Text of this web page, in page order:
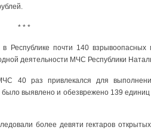
* * *
почти 140
деятельности МЧС Республики
40 раз привлекался для
выявлено и обезврежено 139
более девяти гектаров